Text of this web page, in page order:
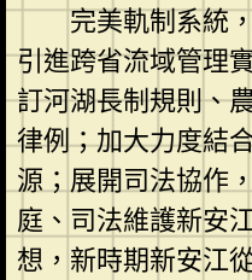
完美軌制系統
引進跨省流域管理
訂河湖長制規則、
律例；加大力度結
源；展開司法協作
庭、司法維護新安
想，新時期新安江